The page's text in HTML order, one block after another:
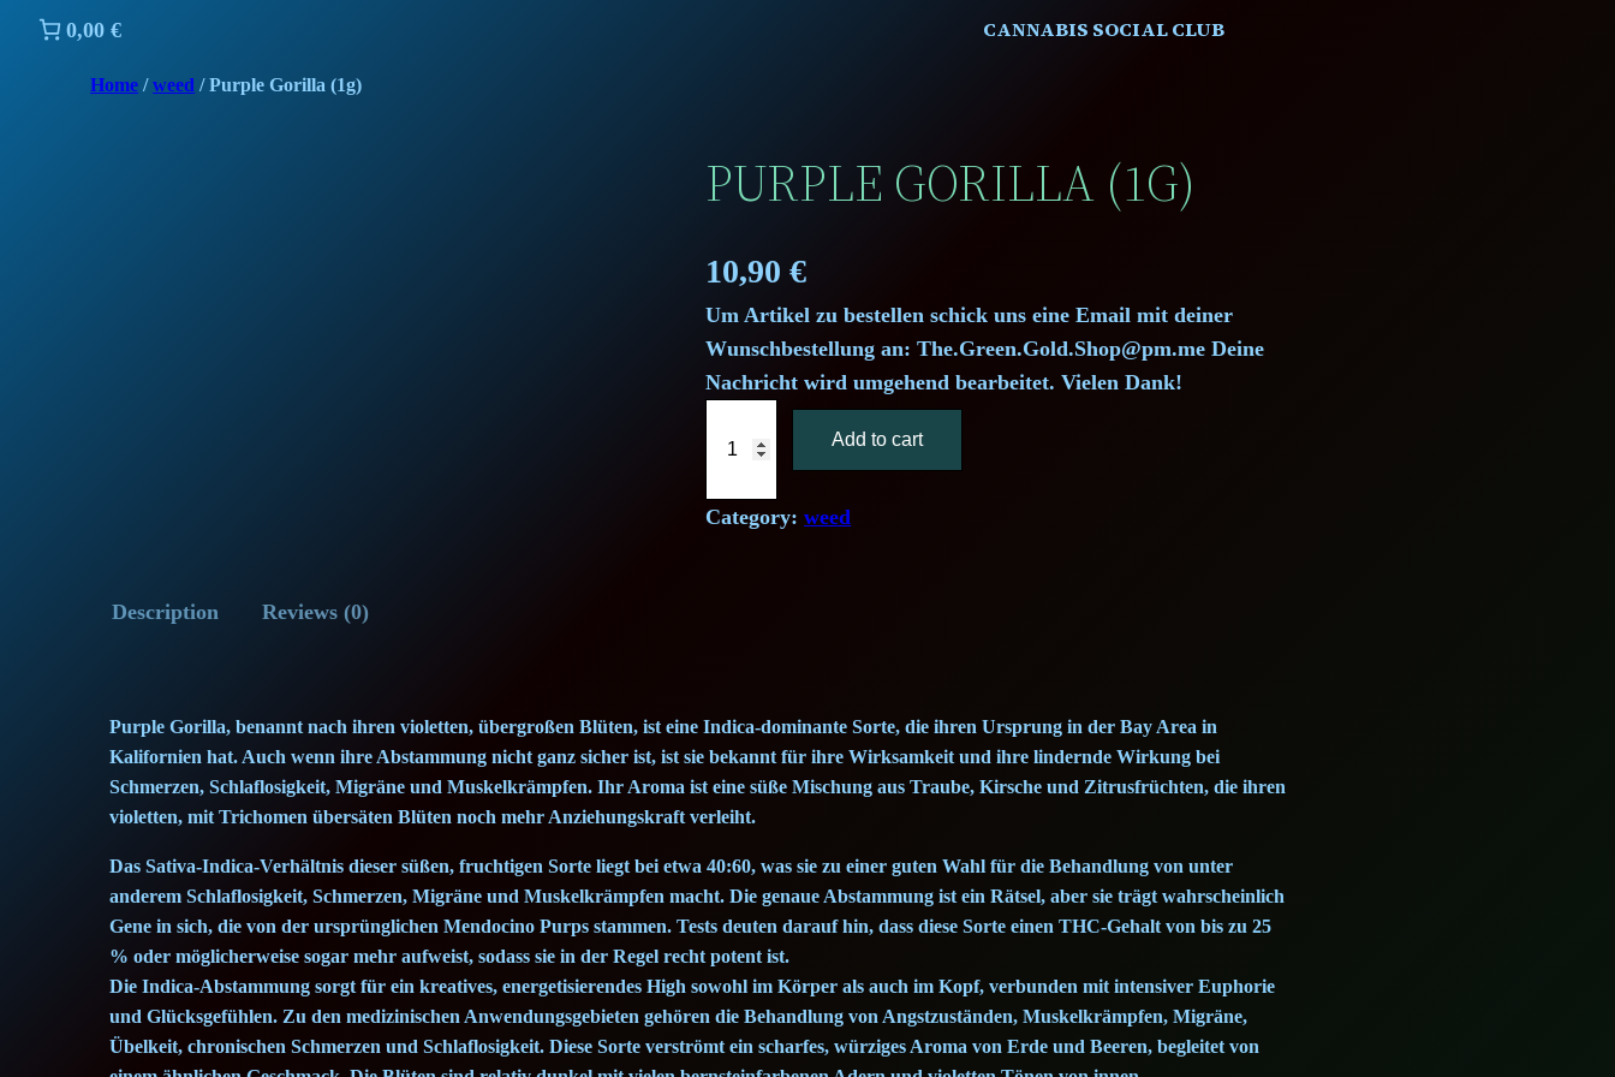
0,00 € CANNABIS SOCIAL CLUB
Home /weed / Purple Gorilla (1g)
PURPLE GORILLA (1G)
10,90€
Um Artikel zu bestellen schick uns eine Email mit deiner
Wunschbestellung an: The.Green.Gold.Shop@pm.me Deine
Nachricht wird umgehend bearbeitet. Vielen Dank!
p
i
l
l
a
1
g
)
q
u
a
Add to cart
Category:weed
Description Reviews (0)
Purple Gorilla, benannt nach ihren violetten, übergroßen Blüten, ist eine Indica-dominante Sorte, die ihren Ursprung in der Bay Area in
Kalifornien hat. Auch wenn ihre Abstammung nicht ganz sicher ist, ist sie bekannt für ihre Wirksamkeit und ihre lindernde Wirkung bei
Schmerzen, Schlaflosigkeit, Migräne und Muskelkrämpfen. Ihr Aroma ist eine süße Mischung aus Traube, Kirsche und Zitrusfrüchten, die ihren
violetten, mit Trichomen übersäten Blüten noch mehr Anziehungskraft verleiht.
Das Sativa-Indica-Verhältnis dieser süßen, fruchtigen Sorte liegt bei etwa 40:60, was sie zu einer guten Wahl für die Behandlung von unter
anderem Schlaflosigkeit, Schmerzen, Migräne und Muskelkrämpfen macht. Die genaue Abstammung ist ein Rätsel, aber sie trägt wahrscheinlich
Gene in sich, die von der ursprünglichen Mendocino Purps stammen. Tests deuten darauf hin, dass diese Sorte einen THC-Gehalt von bis zu 25
% oder möglicherweise sogar mehr aufweist, sodass sie in der Regel recht potent ist.
Die Indica-Abstammung sorgt für ein kreatives, energetisierendes High sowohl im Körper als auch im Kopf, verbunden mit intensiver Euphorie
und Glücksgefühlen. Zu den medizinischen Anwendungsgebieten gehören die Behandlung von Angstzuständen, Muskelkrämpfen, Migräne,
Übelkeit, chronischen Schmerzen und Schlaflosigkeit. Diese Sorte verströmt ein scharfes, würziges Aroma von Erde und Beeren, begleitet von